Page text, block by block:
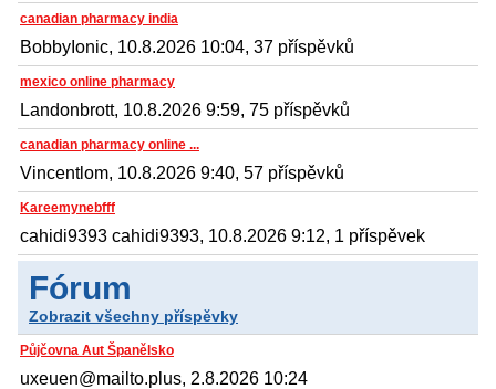
canadian pharmacy india
BobbyIonic, 10.8.2026 10:04, 37 příspěvků
mexico online pharmacy
Landonbrott, 10.8.2026 9:59, 75 příspěvků
canadian pharmacy online ...
Vincentlom, 10.8.2026 9:40, 57 příspěvků
Kareemynebfff
cahidi9393 cahidi9393, 10.8.2026 9:12, 1 příspěvek
Fórum
Zobrazit všechny příspěvky
Půjčovna Aut Španělsko
uxeuen@mailto.plus, 2.8.2026 10:24